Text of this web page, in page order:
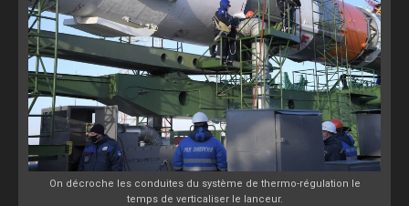
On décroche les conduites du système de thermo-régulation le
temps de verticaliser le lanceur.